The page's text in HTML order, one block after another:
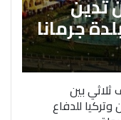
جرمانا
بين
للدفاع